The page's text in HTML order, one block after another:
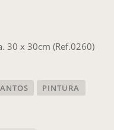
30 x 30cm (Ref.0260)
PINTURA